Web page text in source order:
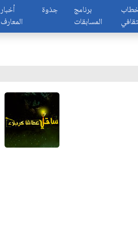
أخبار
المعارف
جذوة
برنامج
المسابقات